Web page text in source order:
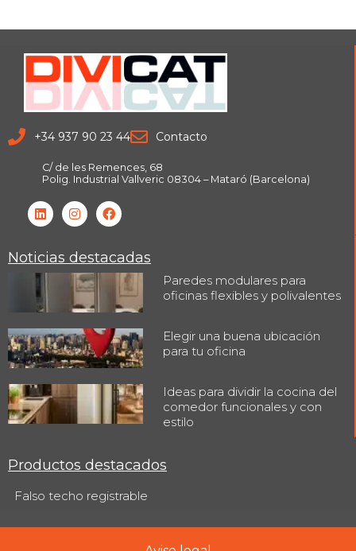
+34 937 90 23 44 Contacto
C/ de les Remences, 68
Polig. Industrial Vallveric 08304 – Mataró (Barcelona)
Noticias destacadas
Paredes modulares para
oficinas flexibles y polivalentes
Elegir una buena ubicación
para tu oficina
Ideas para dividir la cocina del
comedor funcionales y con
estilo
Productos destacados
Falso techo registrable